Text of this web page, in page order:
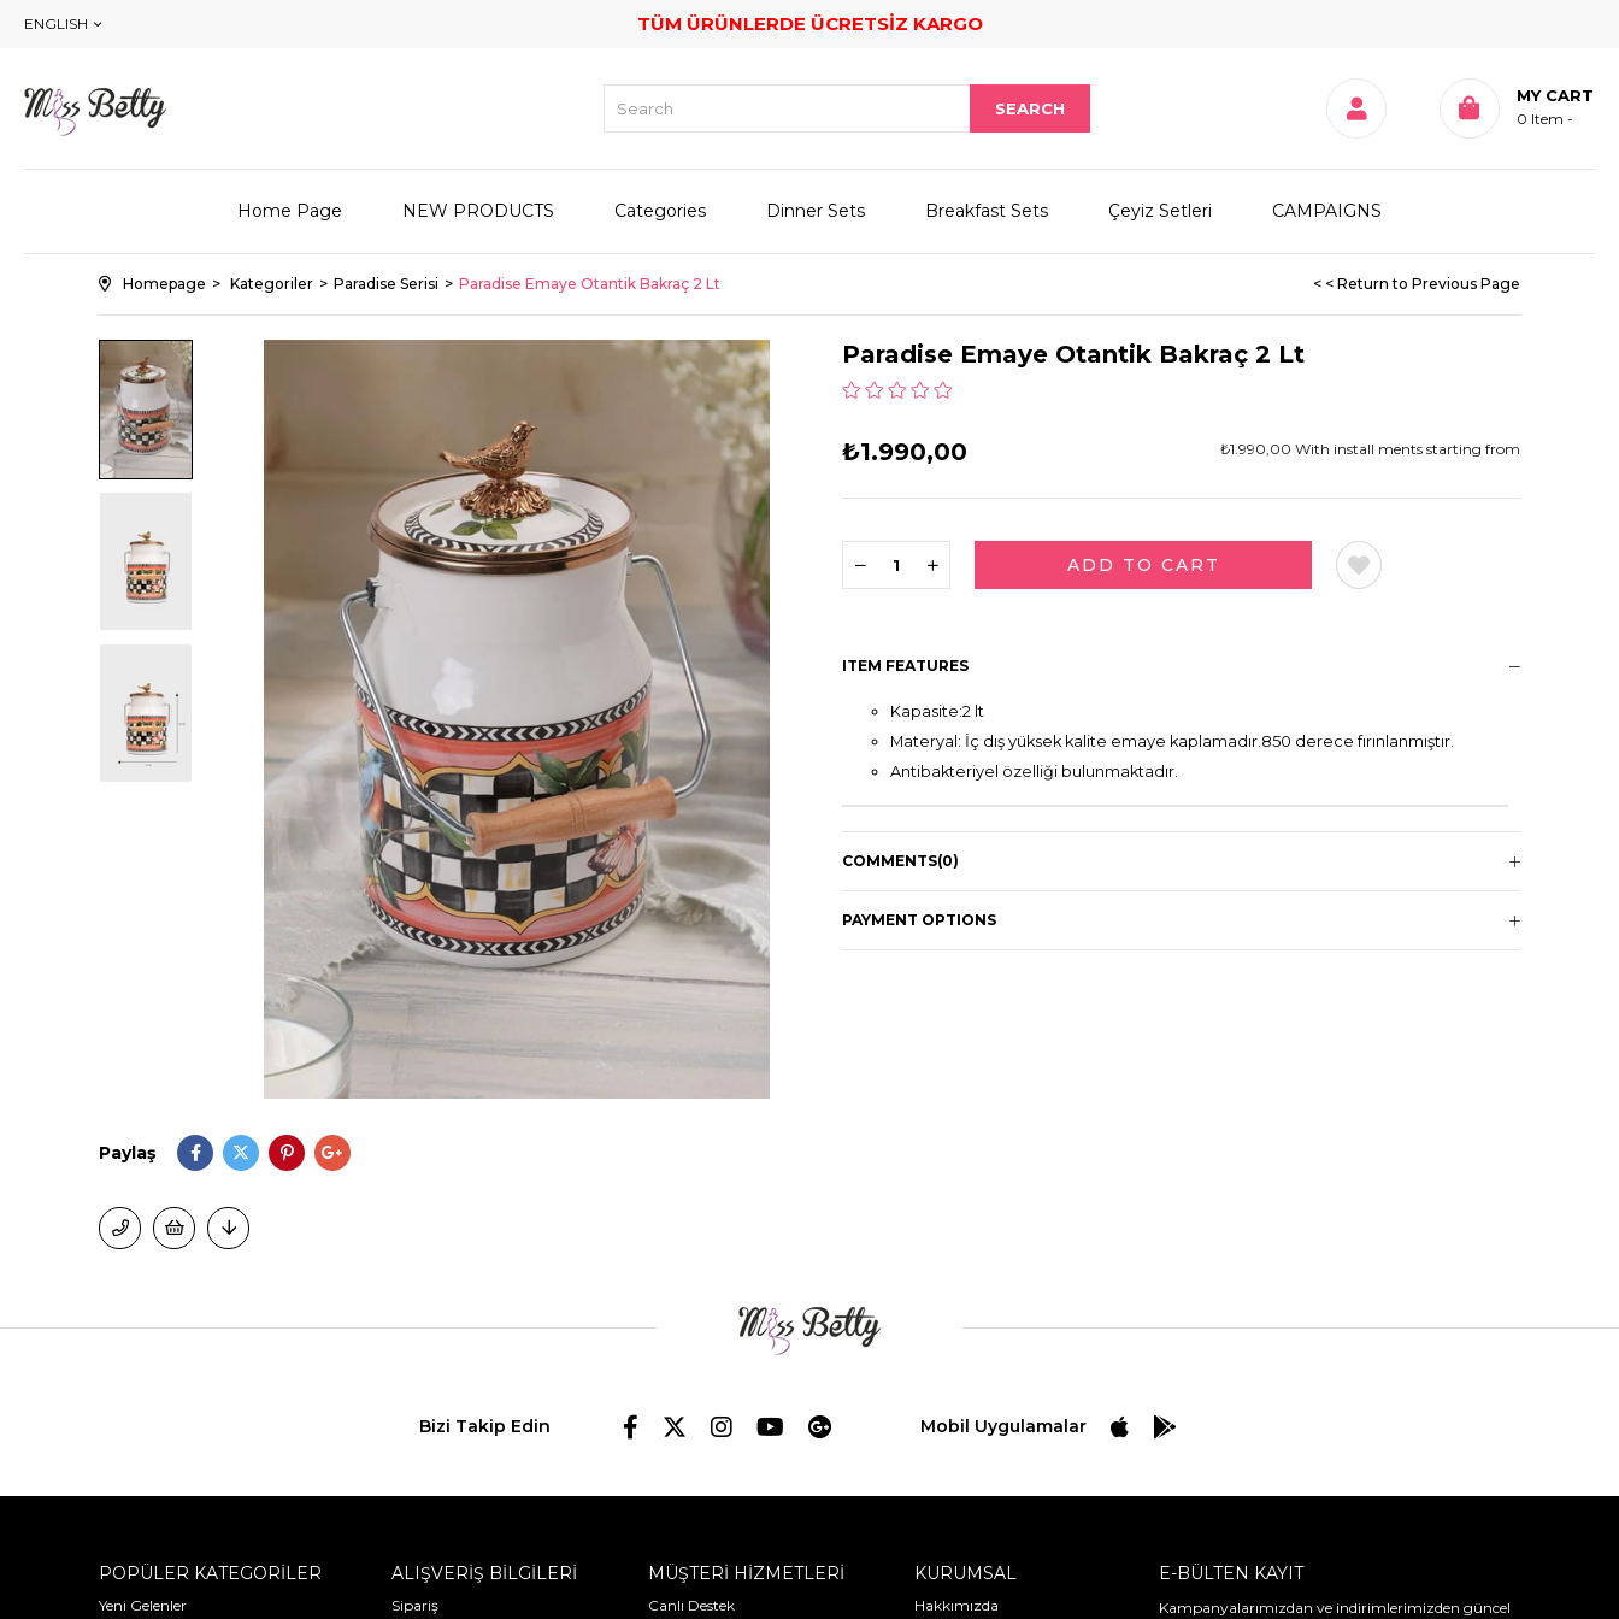
TÜM ÜRÜNLERDE ÜCRETSİZ KARGO
MY CART
0 Item
ENGLISH
Home Page NEW PRODUCTS Categories Dinner Sets Breakfast Sets Çeyiz Setleri CAMPAIGNS
Homepage Kategoriler Paradise Serisi Paradise Emaye Otantik Bakraç 2 Lt < < Return to Previous Page
Paylaş
Paradise Emaye Otantik Bakraç 2 Lt
₺1.990,00 ₺1.990,00 With install ments starting from
ITEM FEATURES
Kapasite:2 lt
Materyal: İç dış yüksek kalite emaye kaplamadır.850 derece fırınlanmıştır.
Antibakteriyel özelliği bulunmaktadır.
COMMENTS(0)
PAYMENT OPTIONS
Bizi Takip Edin Mobil Uygulamalar
POPÜLER KATEGORİLER
Yeni Gelenler
ALIŞVERİŞ BİLGİLERİ
Sipariş
MÜŞTERİ HİZMETLERİ
Canlı Destek
KURUMSAL
Hakkımızda
E-BÜLTEN KAYIT
Kampanyalarımızdan ve indirimlerimizden güncel